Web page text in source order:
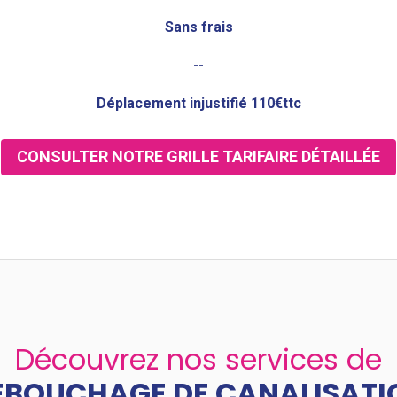
Sans frais
--
Déplacement injustifié 110€ttc
CONSULTER NOTRE GRILLE TARIFAIRE DÉTAILLÉE
Découvrez nos services de